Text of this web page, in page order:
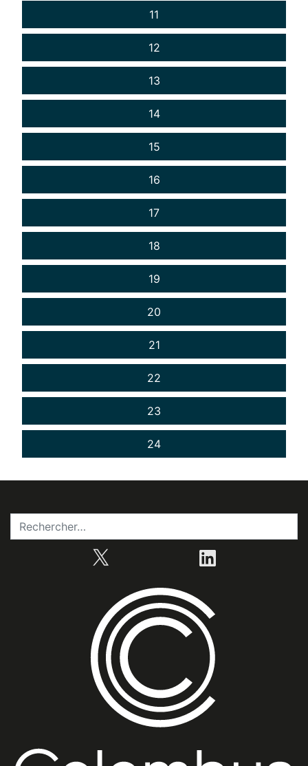
11
12
13
14
15
16
17
18
19
20
21
22
23
24
LinkedIn